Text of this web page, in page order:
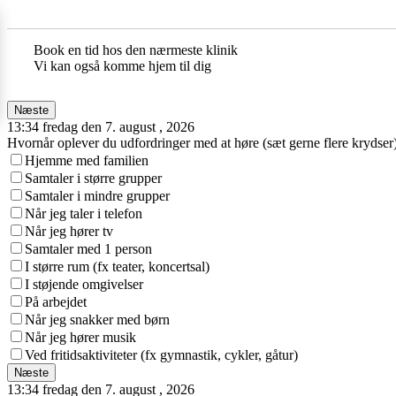
Book en tid hos den nærmeste klinik
Vi kan også komme hjem til dig
Næste
13:34 fredag den 7. august , 2026
Hvornår oplever du udfordringer med at høre (sæt gerne flere
Hjemme med familien
Samtaler i større grupper
Samtaler i mindre grupper
Når jeg taler i telefon
Når jeg hører tv
Samtaler med 1 person
I større rum (fx teater, koncertsal)
I støjende omgivelser
På arbejdet
Når jeg snakker med børn
Når jeg hører musik
Ved fritidsaktiviteter (fx gymnastik, cykler, gåtur)
Næste
13:34 fredag den 7. august , 2026